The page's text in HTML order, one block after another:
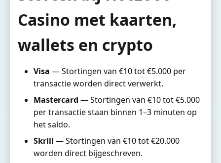
Casino met kaarten,
wallets en crypto
Visa — Stortingen van €10 tot €5.000 per
transactie worden direct verwerkt.
Mastercard — Stortingen van €10 tot €5.000
per transactie staan binnen 1–3 minuten op
het saldo.
Skrill — Stortingen van €10 tot €20.000
worden direct bijgeschreven.